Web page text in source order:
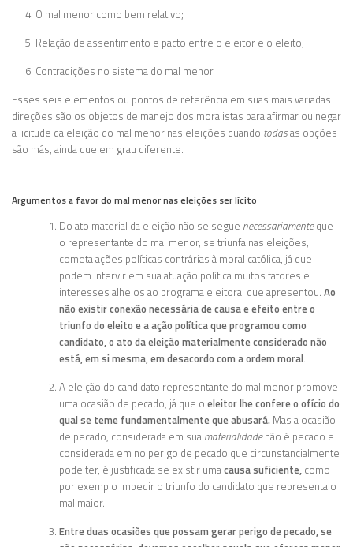
O mal menor como bem relativo;
Relação de assentimento e pacto entre o eleitor e o eleito;
Contradições no sistema do mal menor
Esses seis elementos ou pontos de referência em suas mais variadas
direções são os objetos de manejo dos moralistas para afirmar ou negar
a licitude da eleição do mal menor nas eleições quando todasas opções
são más, ainda que em grau diferente.
Argumentos a favor do mal menor nas eleições ser lícito
Do ato material da eleição não se segue necessariamenteque
o representante do mal menor, se triunfa nas eleições,
cometa ações políticas contrárias à moral católica, já que
podem intervir em sua atuação política muitos fatores e
interesses alheios ao programa eleitoral que apresentou. Ao
não existir conexão necessária de causa e efeito entre o
triunfo do eleito e a ação política que programou como
candidato, o ato da eleição materialmente considerado não
está, em si mesma, em desacordo com a ordem moral.
A eleição do candidato representante do mal menor promove
uma ocasião de pecado, já que o eleitor lhe confere o ofício do
qual se teme fundamentalmente que abusará. Mas a ocasião
de pecado, considerada em sua materialidadenão é pecado e
considerada em no perigo de pecado que circunstancialmente
pode ter, é justificada se existir umacausa suficiente, como
por exemplo impedir o triunfo do candidato que representa o
mal maior.
Entre duas ocasiões que possam gerar perigo de pecado, se